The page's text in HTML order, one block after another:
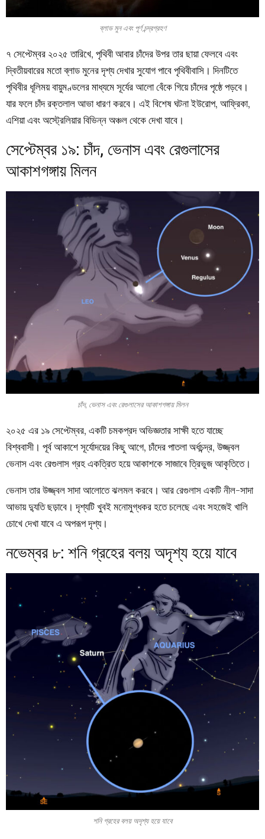
ব্লাড মুন এবং পূর্ণ চন্দ্রগ্রহণ
৭ সেপ্টেম্বর ২০২৫ তারিখে, পৃথিবী আবার চাঁদের উপর তার ছায়া ফেলবে এবং
দ্বিতীয়বারের মতো ব্লাড মুনের দৃশ্য দেখার সুযোগ পাবে পৃথিবীবাসি। দিনটিতে
পৃথিবীর ধূলিময় বায়ুমণ্ডলের মাধ্যমে সূর্যের আলো বেঁকে গিয়ে চাঁদের পৃষ্ঠে পড়বে।
যার ফলে চাঁদ রক্তলাল আভা ধারণ করবে। এই বিশেষ ঘটনা ইউরোপ, আফ্রিকা,
এশিয়া এবং অস্ট্রেলিয়ার বিভিন্ন অঞ্চল থেকে দেখা যাবে।
সেপ্টেম্বর ১৯: চাঁদ, ভেনাস এবং রেগুলাসের
আকাশগঙ্গায় মিলন
চাঁদ, ভেনাস এবং রেগুলাসের আকাশগঙ্গায় মিলন
২০২৫ এর ১৯ সেপ্টেম্বর, একটি চমকপ্রদ অভিজ্ঞতার সাক্ষী হতে যাচ্ছে
বিশ্ববাসী। পূর্ব আকাশে সূর্যোদয়ের কিছু আগে, চাঁদের পাতলা অর্ধচন্দ্র, উজ্জ্বল
ভেনাস এবং রেগুলাস গ্রহ একত্রিত হয়ে আকাশকে সাজাবে ত্রিভুজ আকৃতিতে।
ভেনাস তার উজ্জ্বল সাদা আলোতে ঝলমল করবে। আর রেগুলাস একটি নীল-সাদা
আভায় দ্যুতি ছড়াবে। দৃশ্যটি খুবই মনোমুগ্ধকর হতে চলেছে এবং সহজেই খালি
চোখে দেখা যাবে এ অপরূপ দৃশ্য।
নভেম্বর ৮: শনি গ্রহের বলয় অদৃশ্য হয়ে যাবে
শনি গ্রহের বলয় অদৃশ্য হয়ে যাবে